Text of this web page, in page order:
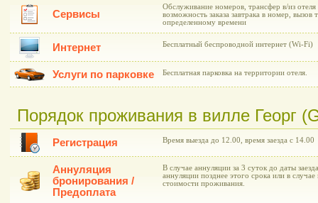
Сервисы
Обслуживание номеров, трансфер в/из
возможность заказа завтрака в номер,
определенному времени
Интернет Бесплатный беспроводной интернет (Wi-Fi)
Услуги по парковке Бесплатная парковка на территории отеля.
Порядок проживания в вилле Георг
Регистрация Время выезда до 12.00, время заезда с 14.00
Аннуляция
бронирования /
Предоплата
В случае аннуляции за 3 суток до даты
аннуляции позднее этого срока или в случае
стоимости проживания.